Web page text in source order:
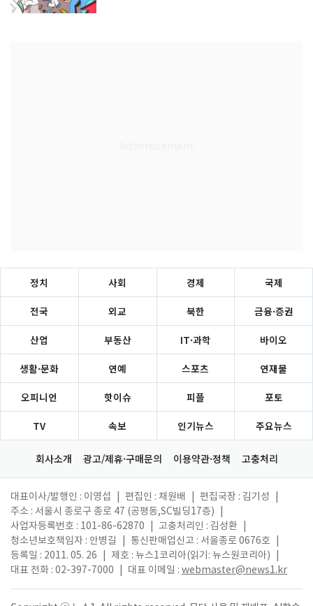
정치 사회 경제 국제
전국 외교 북한 금융·증권
산업 부동산 IT·과학 바이오
생활·문화 연예 스포츠 연재물
오피니언 핫이슈 피플 포토
TV 속보 인기뉴스 주요뉴스
회사소개 광고/제휴·구매문의 이용약관·정책 고충처리
대표이사/발행인 : 이영섭 편집인 : 채원배 편집국장 : 김기성
주소 : 서울시 종로구 종로 47 (공평동,SC빌딩17층)
사업자등록번호 : 101-86-62870
고충처리인 : 김성환
청소년보호책임자 : 안병길
통신판매업신고 : 서울종로 0676호
등록일 : 2011. 05. 26
제호 : 뉴스1코리아(읽기: 뉴스원코리아)
대표 전화 : 02-397-7000
대표 이메일 : webmaster@news1.kr